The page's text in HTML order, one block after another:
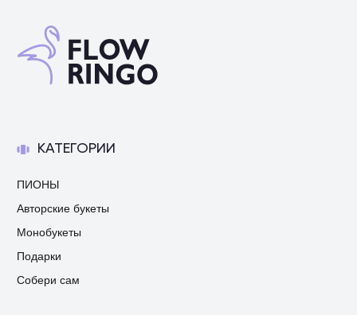
Собери сам
Подарки
Монобукеты
ПИОНЫ
Авторские букеты
КАТЕГОРИИ